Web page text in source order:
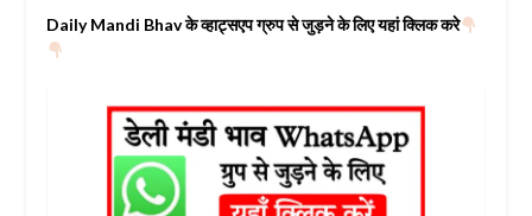
Daily Mandi Bhav के व्हाट्सएप ग्रुप से जुड़ने के लिए यहां क्लिक करे